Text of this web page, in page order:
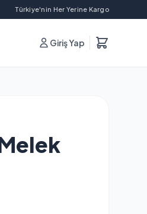
Türkiye'nin Her Yerine Kargo
Giriş Yap